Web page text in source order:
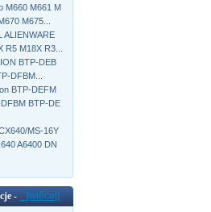
M660 M661 M
M675...
ALIENWARE
R5 M18X R3...
BTP-DEB
DFBM...
BTP-DEFM
BTP-DE
MS-16Y
A6400 DN
-[wiêcej]